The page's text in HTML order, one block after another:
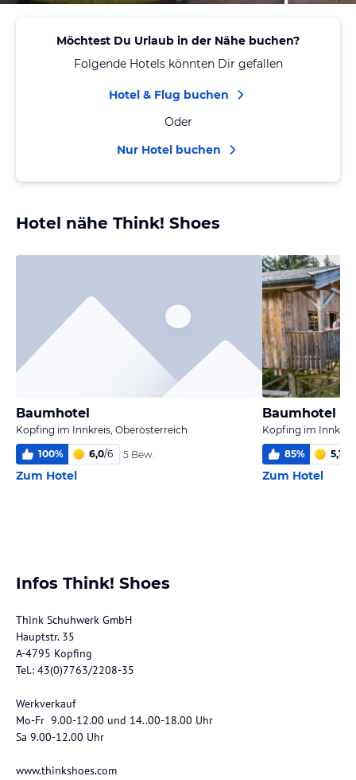
Möchtest Du Urlaub in der Nähe buchen?
Folgende Hotels könnten Dir gefallen
Hotel & Flug buchen
Oder
Nur Hotel buchen
Hotel nähe Think! Shoes
Baumhotel
Kopfing im Innkreis, Oberösterreich
100% 6,0/6 5 Bew.
Zum Hotel
Kopfing im
85% 5,1
Zum Hotel
Infos Think! Shoes
Think Schuhwerk GmbH
Hauptstr. 35
A-4795 Kopfing
Tel.: 43(0)7763/2208-35
Werkverkauf
Mo-Fr 9.00-12.00 und 14..00-18.00 Uhr
Sa 9.00-12.00 Uhr
www.thinkshoes.com